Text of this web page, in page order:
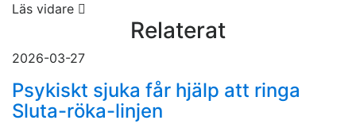
Läs vidare
Relaterat
2026-03-27
Psykiskt sjuka får hjälp att ringa
Sluta-röka-linjen